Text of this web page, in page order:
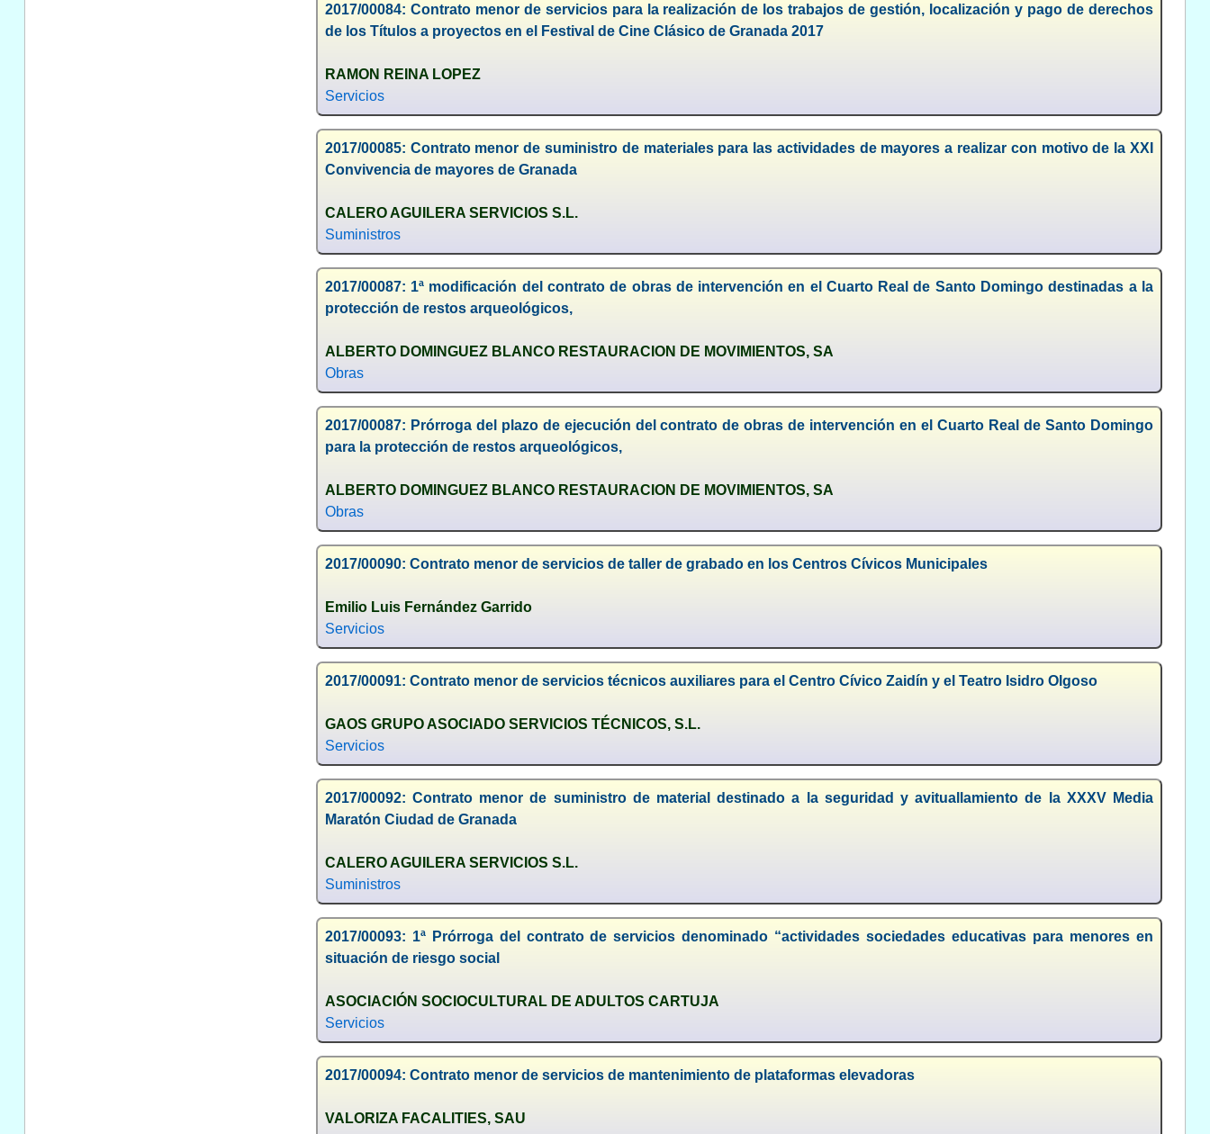
2017/00084: Contrato menor de servicios para la realización de los trabajos de gestión, localización y pago de derechos
de los Títulos a proyectos en el Festival de Cine Clásico de Granada 2017
RAMON REINA LOPEZ
Servicios
2017/00085: Contrato menor de suministro de materiales para las actividades de mayores a realizar con motivo de la XXI
Convivencia de mayores de Granada
CALERO AGUILERA SERVICIOS S.L.
Suministros
2017/00087: 1ª modificación del contrato de obras de intervención en el Cuarto Real de Santo Domingo destinadas a la
protección de restos arqueológicos,
ALBERTO DOMINGUEZ BLANCO RESTAURACION DE MOVIMIENTOS, SA
Obras
2017/00087: Prórroga del plazo de ejecución del contrato de obras de intervención en el Cuarto Real de Santo Domingo
para la protección de restos arqueológicos,
ALBERTO DOMINGUEZ BLANCO RESTAURACION DE MOVIMIENTOS, SA
Obras
2017/00090: Contrato menor de servicios de taller de grabado en los Centros Cívicos Municipales
Emilio Luis Fernández Garrido
Servicios
2017/00091: Contrato menor de servicios técnicos auxiliares para el Centro Cívico Zaidín y el Teatro Isidro Olgoso
GAOS GRUPO ASOCIADO SERVICIOS TÉCNICOS, S.L.
Servicios
2017/00092: Contrato menor de suministro de material destinado a la seguridad y avituallamiento de la XXXV Media
Maratón Ciudad de Granada
CALERO AGUILERA SERVICIOS S.L.
Suministros
2017/00093: 1ª Prórroga del contrato de servicios denominado “actividades sociedades educativas para menores en
situación de riesgo social
ASOCIACIÓN SOCIOCULTURAL DE ADULTOS CARTUJA
Servicios
2017/00094: Contrato menor de servicios de mantenimiento de plataformas elevadoras
VALORIZA FACALITIES, SAU